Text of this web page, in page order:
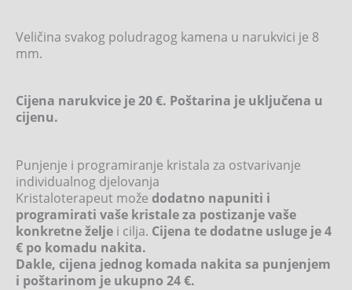
Veličina svakog poludragog kamena u narukvici je 8
mm.
Cijena narukvice je 20 €. Poštarina je uključena u
cijenu.
Punjenje i programiranje kristala za ostvarivanje
individualnog djelovanja
Kristaloterapeut može dodatno napuniti i
programirati vaše kristale za postizanje vaše
konkretne želje i cilja. Cijena te dodatne usluge je 4
€ po komadu nakita.
Dakle, cijena jednog komada nakita sa punjenjem
i poštarinom je ukupno 24 €.